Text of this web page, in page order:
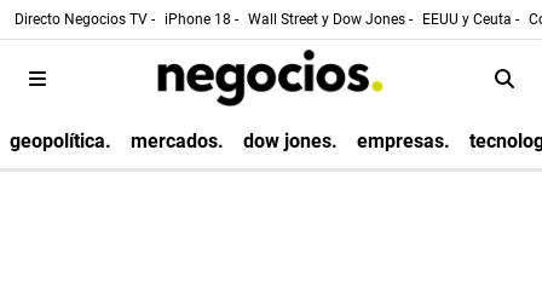
Directo Negocios TV - iPhone 18 - Wall Street y Dow Jones - EEUU y Ceuta -
geopolítica. mercados. dow jones. empresas.